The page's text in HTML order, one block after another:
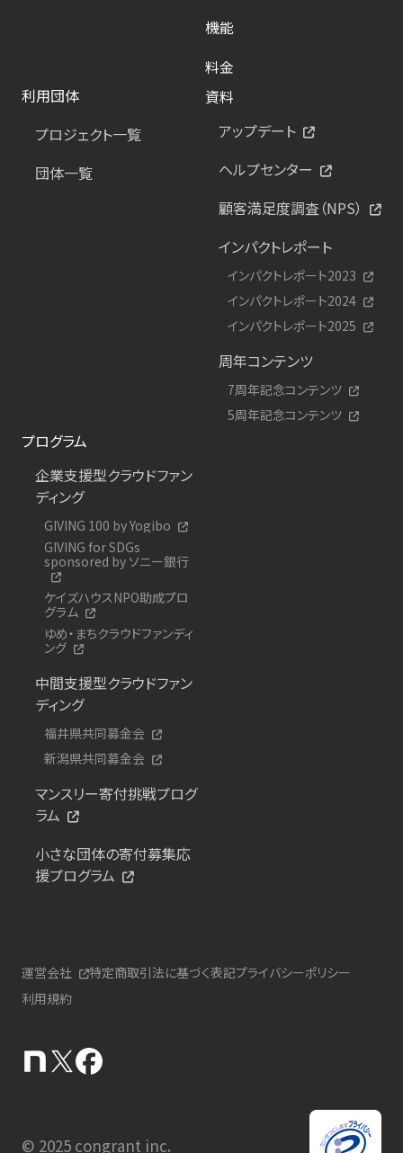
機能
料金
利用団体
プロジェクト一覧
団体一覧
資料
アップデート
ヘルプセンター
顧客満足度調査（NPS）
インパクトレポート
インパクトレポート2023
インパクトレポート2024
インパクトレポート2025
周年コンテンツ
7周年記念コンテンツ
5周年記念コンテンツ
プログラム
企業支援型クラウドファン
ディング
GIVING 100 by Yogibo
GIVING for SDGs
sponsored by ソニー銀行
ケイズハウスNPO助成プロ
グラム
ゆめ・まちクラウドファンディ
ング
中間支援型クラウドファン
ディング
福井県共同募金会
新潟県共同募金会
マンスリー寄付挑戦プログ
ラム
小さな団体の寄付募集応
援プログラム
運営会社 特定商取引法に基づく表記プライバシーポリシー
利用規約
© 2025 congrant inc.